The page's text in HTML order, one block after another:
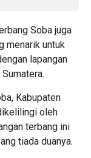
Soba juga
menarik untuk
lapangan
Kabupaten
oleh
terbang ini
tiada duanya.